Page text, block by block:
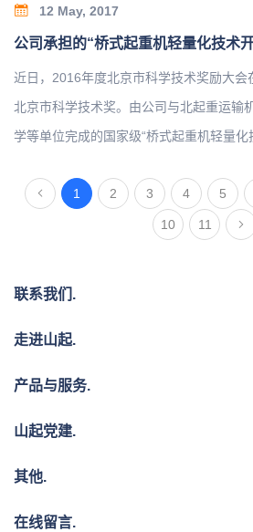
12 May, 2017
近日，2016年度北京市科学技术奖励大
北京市科学技术奖。由公司与北起重运输
学等单位完成的国家级“桥式起重机轻量化
1
2 3 4 5
10 11
联系我们.
走进山起.
产品与服务.
山起党建.
其他.
在线留言.